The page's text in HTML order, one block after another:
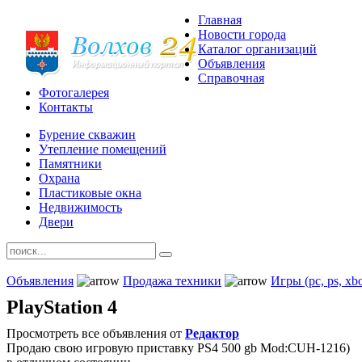
Главная
Новости города
Каталог организаций
Объявления
Справочная
Фотогалерея
Контакты
Бурение скважин
Утепление помещений
Памятники
Охрана
Пластиковые окна
Недвижимость
Двери
Объявления Продажа техники Игры (pc, ps,
PlayStation 4
Просмотреть все объявления от Редактор
Продаю свою игровую приставку PS4 500 gb Mod:CUH-1216)